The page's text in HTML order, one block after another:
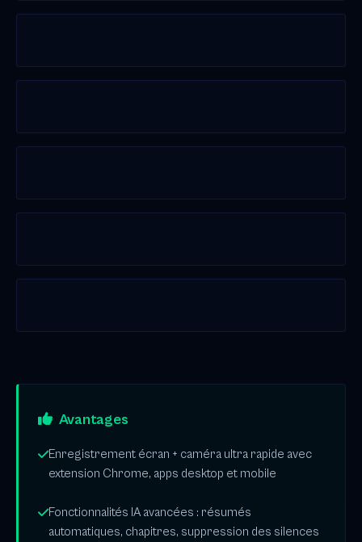
Avantages
Enregistrement écran + caméra ultra rapide avec
extension Chrome, apps desktop et mobile
Fonctionnalités IA avancées : résumés
automatiques, chapitres, suppression des silences